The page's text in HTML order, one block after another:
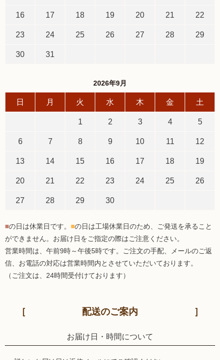
16 17 18 19 20 21 22
23 24 25 26 27 28 29
30 31
2026年9月
日 月 火 水 木 金 土
1 2 3 4 5
6 7 8 9 10 11 12
13 14 15 16 17 18 19
20 21 22 23 24 25 26
27 28 29 30
■の日は休業日です。 ■の日は工場休業日のため、ご発送を承ること
ができません。お届け日をご指定の際はご注意ください。
営業時間は、午前9時～午後5時です。ご注文の手配、メールのご返
信、お電話の対応は営業時間内とさせていただいております。
（ご注文は、24時間受付けております）
配送のご案内
お届け日・時間について